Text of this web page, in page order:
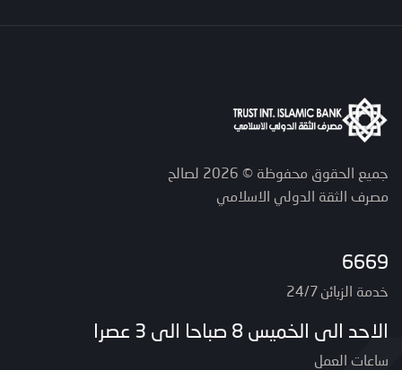
جميع الحقوق محفوظة © 2026 لصالح
مصرف الثقة الدولي الاسلامي
6669
خدمة الزبائن 24/7
الاحد الى الخميس 8 صباحا الى 3 عصرا
ساعات العمل